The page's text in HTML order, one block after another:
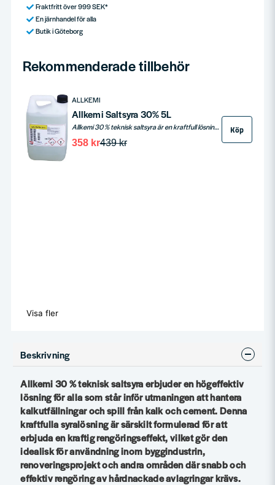
Fraktfritt över 999 SEK*
En järnhandel för alla
Butik i Göteborg
Rekommenderade tillbehör
ALLKEMI
Allkemi Saltsyra 30% 5L
Allkemi 30 % teknisk saltsyra är en kraftfull lösning designad för att effektivt avlägsna oönskade kalkutfällningar samt kalk- och cementspill. Med en rekommenderad spädning på 1 del saltsyra till 10 delar vatten, denna produkt säkerställer grundlig rengöring för olika ytor. Använd alltid plastkärl för blandningen och tillsätt syran i vattnet, inte tvärtom. Produkten är klassad som frätande och skadlig, med en förpackningsstorlek på 5 liter. Obs! Produkten säljs endast i butik, och det är viktigt att läsa säkerhetsdatabladet före användning.
439 kr
358 kr
Köp
Visa fler
Beskrivning
Allkemi 30 % teknisk saltsyra erbjuder en högeffektiv
lösning för alla som står inför utmaningen att hantera
kalkutfällningar och spill från kalk och cement. Denna
kraftfulla syralösning är särskilt formulerad för att
erbjuda en kraftig rengöringseffekt, vilket gör den
idealisk för användning inom byggindustrin,
renoveringsprojekt och andra områden där snabb och
effektiv rengöring av hårdnackade avlagringar krävs.